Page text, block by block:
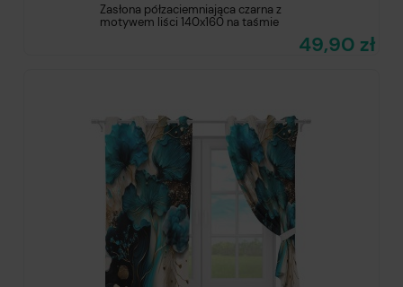
Zasłona półzaciemniająca czarna z
motywem liści 140x160 na taśmie
49,90 zł